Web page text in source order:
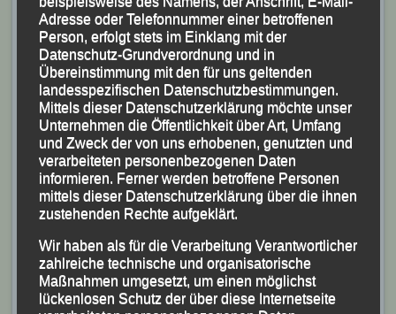
Die beiden LG-Oldies (v.li.) Georg Eibl und Gerhard
Bauer
Foto: K.S.
Die beiden LG-Oldies Georg Eibl und Gerhard Bauer
bestritten den Hauptlauf über 10,6 km rund um den
idyllischen Urlsee durch die schattige Waldallee von
Klaffer. Für Georg Eibl blieben die Uhren nach 1:07:14
Stunden stehen, was für ihn Rang Sechs in seiner
Altersklasse M 60 bedeutete. Gerhard Bauer belegte
nach 1:10:09 Stunden Rang Vier bei den 70jährigen.
Adresse oder Telefonnummer einer betroffenen
Person, erfolgt stets im Einklang mit der
Datenschutz-Grundverordnung und in
Übereinstimmung mit den für uns geltenden
landesspezifischen Datenschutzbestimmungen.
Mittels dieser Datenschutzerklärung möchte unser
Unternehmen die Öffentlichkeit über Art, Umfang
und Zweck der von uns erhobenen, genutzten und
verarbeiteten personenbezogenen Daten
informieren. Ferner werden betroffene Personen
mittels dieser Datenschutzerklärung über die ihnen
zustehenden Rechte aufgeklärt.
Wir haben als für die Verarbeitung Verantwortlicher
zahlreiche technische und organisatorische
Maßnahmen umgesetzt, um einen möglichst
lückenlosen Schutz der über diese Internetseite